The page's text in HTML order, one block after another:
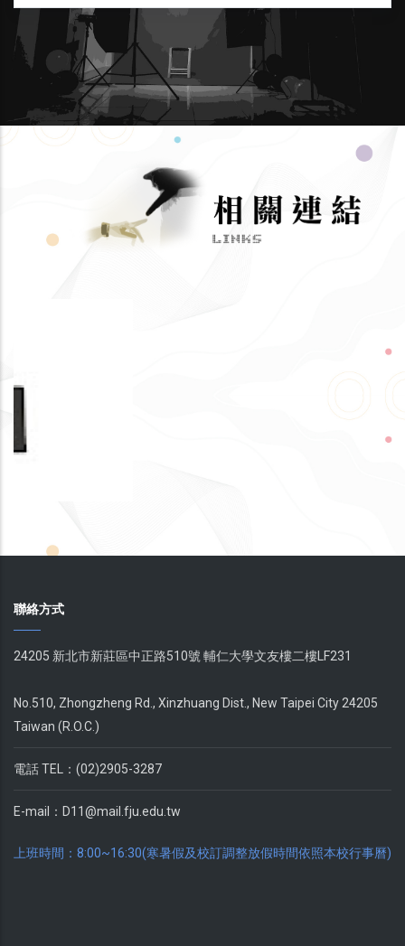
聯絡方式
24205 新北市新莊區中正路510號 輔仁大學文友樓二樓LF231
No.510, Zhongzheng Rd., Xinzhuang Dist., New Taipei City 24205
Taiwan (R.O.C.)
電話 TEL：(02)2905-3287
E-mail： D11@mail.fju.edu.tw
上班時間：8:00~16:30(寒暑假及校訂調整放假時間依照本校行事曆)